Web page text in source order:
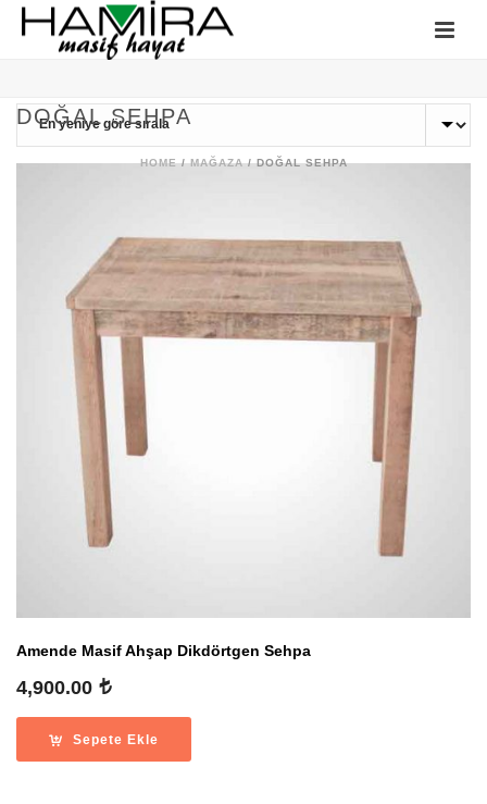
DOĞAL SEHPA
HOME/MAĞAZA/DOĞAL SEHPA
Amende Masif Ahşap Dikdörtgen Sehpa
4,900.00
Sepete Ekle